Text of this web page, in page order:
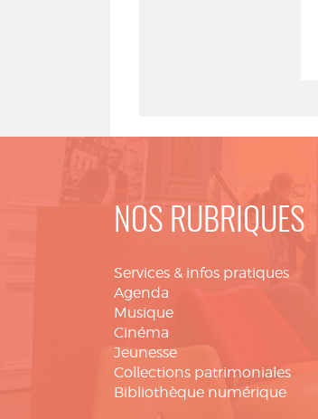
NOS RUBRIQUES
Services & infos pratiques
Agenda
Musique
Cinéma
Jeunesse
Collections patrimoniales
Bibliothèque numérique